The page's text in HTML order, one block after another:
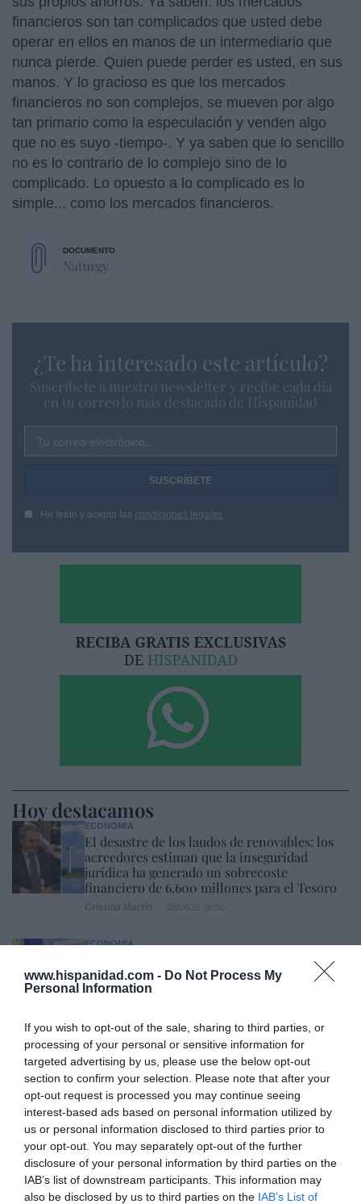
www.hispanidad.com - Do Not Process My
Personal Information
If you wish to opt-out of the sale, sharing to third parties, or
processing of your personal or sensitive information for
targeted advertising by us, please use the below opt-out
section to confirm your selection. Please note that after your
opt-out request is processed you may continue seeing
interest-based ads based on personal information utilized by
us or personal information disclosed to third parties prior to
your opt-out. You may separately opt-out of the further
disclosure of your personal information by third parties on the
IAB’s list of downstream participants. This information may
also be disclosed by us to third parties on the IAB’s List of
financieros son tan complicados que usted debe
operar en ellos en manos de un intermediario que
nunca pierde. Quien puede perder es usted, en sus
manos. Y lo gracioso es que los mercados
financieros no son complejos, se mueven por algo
tan primario como la especulación y venden algo
que no es suyo -tiempo-. Y ya saben que lo sencillo
no es lo contrario de lo complejo sino de lo
complicado. Lo opuesto a lo complicado es lo
simple... como los mercados financieros.
Naturgy
¿Te ha interesado este artículo?
Suscríbete a nuestro newsletter y recibe cada dia
en tu correo lo más destacado de Hispanidad
Tu correo electrónico...
He leído y acepto las condiciones legales
Hoy destacamos
ECONOMÍA
El desastre de los laudos de renovables: los
acreedores estiman que la inseguridad
jurídica ha generado un sobrecoste
financiero de 6.600 millones para el Tesoro
ECONOMÍA
Seamos más responsables: no siempre el
banco tiene la culpa
Eulogio López
SOCIEDAD
Memes. Mohamed en la boya
Redacción 08/08/26 06:00
INTERNACIONAL
Colombia. La bancada provida impulsa una
reforma para incluir que el derecho a la vida
es inviolable “desde la fecundación”
José Ángel Gutiérrez 08/08/26 06:00